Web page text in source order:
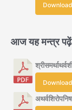
Download
आज यह मन्त्र पढ़ें
Download